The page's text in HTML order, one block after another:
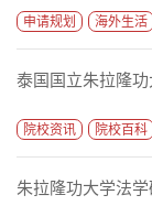
申请规划 海外生活
泰国国立朱拉隆
院校资讯 院校百科
朱拉隆功大学法